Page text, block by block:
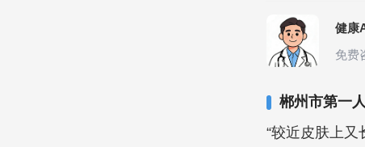
健康
免费
郴州市第一
“较近皮肤上